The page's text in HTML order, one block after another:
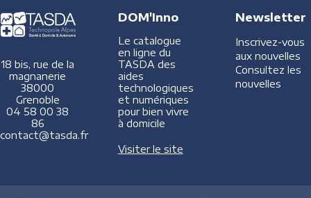
18 bis, rue de la
magnanerie
38000
Grenoble
04 58 00 38
86
contact@tasda.fr
DOM'Inno
Le catalogue
en ligne du
TASDA des
aides
technologiques
et numériques
pour bien vivre
à domicile
Visiter le site
Newsletter
Inscrivez-vous
aux nouvelles
Consultez les
nouvelles